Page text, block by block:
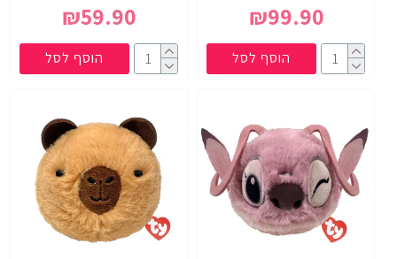
₪99.90
הוסף לסל
₪59.90
הוסף לסל